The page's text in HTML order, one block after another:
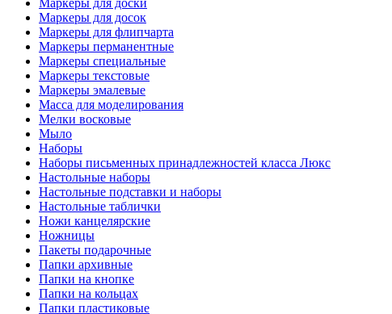
Маркеры для доски
Маркеры для досок
Маркеры для флипчарта
Маркеры перманентные
Маркеры специальные
Маркеры текстовые
Маркеры эмалевые
Масса для моделирования
Мелки восковые
Мыло
Наборы
Наборы письменных принадлежностей класса Люкс
Настольные наборы
Настольные подставки и наборы
Настольные таблички
Ножи канцелярские
Ножницы
Пакеты подарочные
Папки архивные
Папки на кнопке
Папки на кольцах
Папки пластиковые